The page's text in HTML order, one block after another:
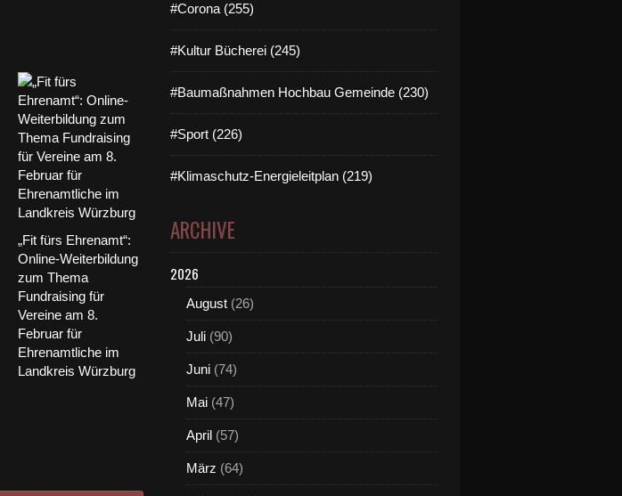
„Fit fürs Ehrenamt“:
Online-Weiterbildung
zum Thema
Fundraising für
Vereine am 8.
Februar für
Ehrenamtliche im
Landkreis Würzburg
#Corona (255)
#Kultur Bücherei (245)
#Baumaßnahmen Hochbau Gemeinde (230)
#Sport (226)
#Klimaschutz-Energieleitplan (219)
ARCHIVE
2026
August (26)
Juli (90)
Juni (74)
Mai (47)
April (57)
März (64)